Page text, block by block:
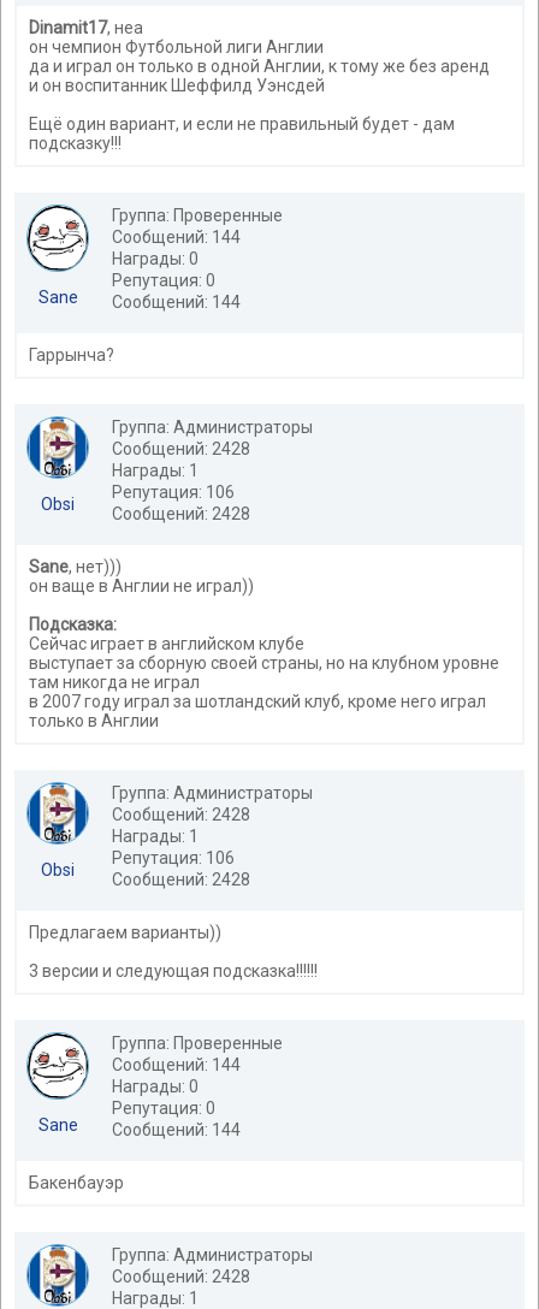
Dinamit17, неа
он чемпион Футбольной лиги Англии
да и играл он только в одной Англии, к тому же без аренд
и он воспитанник Шеффилд Уэнсдей
Ещё один вариант, и если не правильный будет - дам
подсказку!!!
Sane
Группа: Проверенные
Сообщений: 144
Награды: 0
Репутация: 0
Сообщений: 144
Гаррынча?
Obsi
Группа: Администраторы
Сообщений: 2428
Награды: 1
Репутация: 106
Сообщений: 2428
Sane, нет)))
он ваще в Англии не играл))
Подсказка:
Сейчас играет в английском клубе
выступает за сборную своей страны, но на клубном уровне
там никогда не играл
в 2007 году играл за шотландский клуб, кроме него играл
только в Англии
Obsi
Группа: Администраторы
Сообщений: 2428
Награды: 1
Репутация: 106
Сообщений: 2428
Предлагаем варианты))
3 версии и следующая подсказка!!!!!!
Sane
Группа: Проверенные
Сообщений: 144
Награды: 0
Репутация: 0
Сообщений: 144
Бакенбауэр
Группа: Администраторы
Сообщений: 2428
Награды: 1